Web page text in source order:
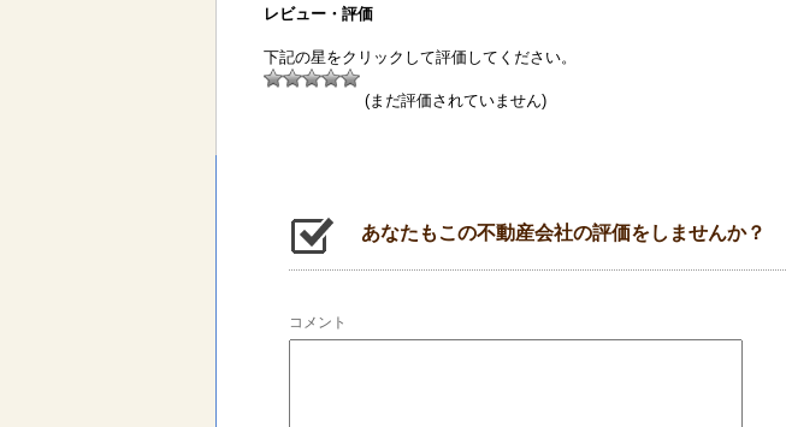
レビュー・評価
下記の星をクリックして評価してください。
(まだ評価されていません)
あなたもこの不動産会社の評価をしませんか？
コメント